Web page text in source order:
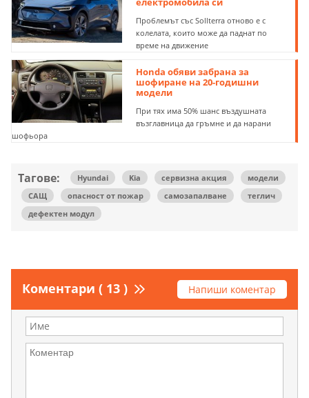
Проблемът със Sollterra отново е с
колелата, които може да паднат по
време на движение
Honda обяви забрана за
шофиране на 20-годишни
модели
При тях има 50% шанс въздушната
възглавница да гръмне и да нарани
шофьора
Тагове: Hyundai Kia сервизна акция
модели
САЩ
опасност от пожар самозапалване
теглич
дефектен модул
Коментари ( 13 ) Напиши коментар